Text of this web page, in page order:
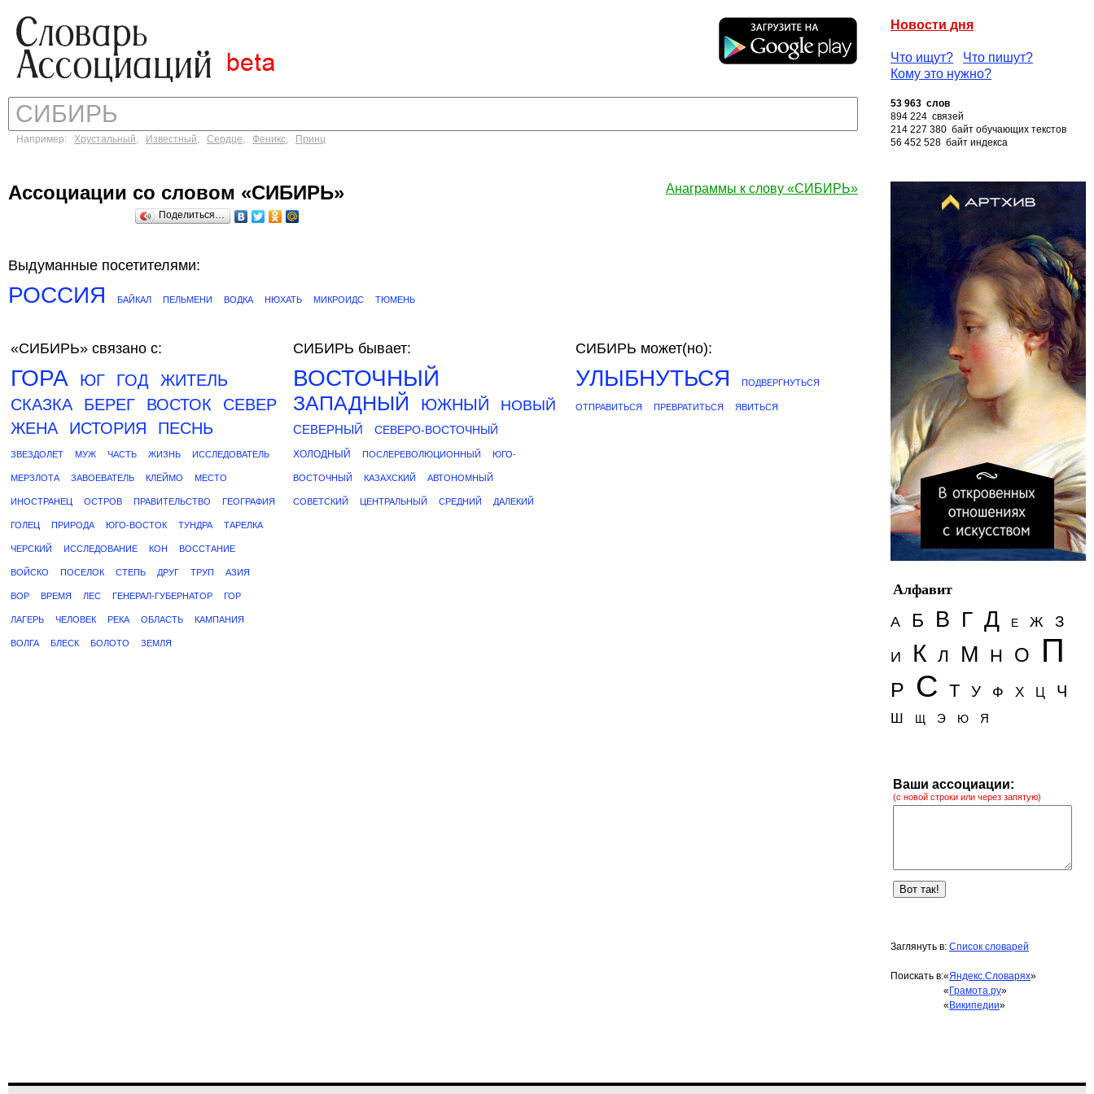
Новости дня
Что ищут?
Что пишут?
Кому это нужно?
Например: Хрустальный, Известный, Сердце, Феникс, Принц
53 963 слов
894 224 связей
214 227 380 байт обучающих текстов
56 452 528 байт индекса
Анаграммы к слову «СИБИРЬ»
Ассоциации со словом «СИБИРЬ»
Поделиться…
Выдуманные посетителями:
РОССИЯ БАЙКАЛ ПЕЛЬМЕНИ ВОДКА НЮХАТЬ МИКРОИДС ТЮМЕНЬ
«СИБИРЬ» связано с:
ГОРА ЮГ ГОД
ЖИТЕЛЬ
СКАЗКА
БЕРЕГ ВОСТОК
СЕВЕР
ЖЕНА
ИСТОРИЯ ПЕСНЬ
ЗВЕЗДОЛЕТ МУЖ ЧАСТЬ ЖИЗНЬ ИССЛЕДОВАТЕЛЬ
МЕРЗЛОТА ЗАВОЕВАТЕЛЬ КЛЕЙМО МЕСТО
ИНОСТРАНЕЦ ОСТРОВ ПРАВИТЕЛЬСТВО ГЕОГРАФИЯ
ГОЛЕЦ ПРИРОДА ЮГО-ВОСТОК ТУНДРА ТАРЕЛКА
ЧЕРСКИЙ ИССЛЕДОВАНИЕ КОН ВОССТАНИЕ
ВОЙСКО ПОСЕЛОК СТЕПЬ ДРУГ ТРУП АЗИЯ
ВОР ВРЕМЯ ЛЕС ГЕНЕРАЛ-ГУБЕРНАТОР ГОР
ЛАГЕРЬ ЧЕЛОВЕК РЕКА ОБЛАСТЬ КАМПАНИЯ
ВОЛГА БЛЕСК БОЛОТО ЗЕМЛЯ
СИБИРЬ бывает:
ВОСТОЧНЫЙ
ЗАПАДНЫЙ ЮЖНЫЙ НОВЫЙ
СЕВЕРНЫЙ СЕВЕРО-ВОСТОЧНЫЙ
ХОЛОДНЫЙ ПОСЛЕРЕВОЛЮЦИОННЫЙ ЮГО-
ВОСТОЧНЫЙ КАЗАХСКИЙ АВТОНОМНЫЙ
СОВЕТСКИЙ ЦЕНТРАЛЬНЫЙ СРЕДНИЙ ДАЛЕКИЙ
СИБИРЬ может(но):
УЛЫБНУТЬСЯ ПОДВЕРГНУТЬСЯ
ОТПРАВИТЬСЯ ПРЕВРАТИТЬСЯ ЯВИТЬСЯ
Алфавит
А
Б В Г Д Е Ж З
И К Л М Н О П
Р С Т У Ф Х Ц Ч
Ш Щ Э Ю Я
Ваши ассоциации:
(с новой строки или через запятую)
Заглянуть в: Список словарей
Поискать в:«Яндекс.Словарях»
« Грамота.ру»
« Википедии»